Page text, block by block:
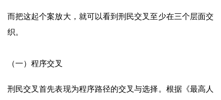
而把这起个案放大，就可以看到刑民交叉至少在三个层面交
织。
（一）程序交叉
刑民交叉首先表现为程序路径的交叉与选择。根据《最高人